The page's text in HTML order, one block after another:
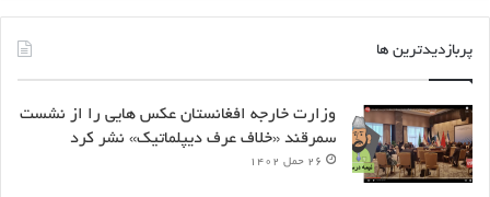
پربازدیدترین ها
وزارت خارجه افغانستان عکس هایی را از نشست
سمرقند «خلاف عرف دیپلماتیک» نشر کرد
۲۶ حمل ۱۴۰۲